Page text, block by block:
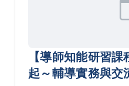
【導師知能研習
起～輔導實務與交